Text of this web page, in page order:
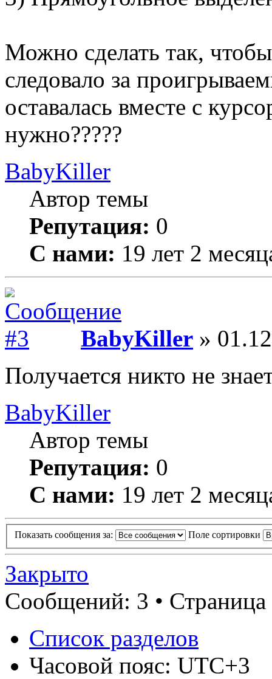
Можно сделать так,
следовало за
оставалась вместе с
нужно?????
BabyKiller
Автор темы
Репутация: 0
С нами: 19 лет 2
BabyKiller »
Получается никто не
BabyKiller
Автор темы
Репутация: 0
С нами: 19 лет 2
Показать сообщения за: Поле сортировки
Закрыто
Сообщений: 3 • Страница
Список разделов
Часовой пояс: UTC+3